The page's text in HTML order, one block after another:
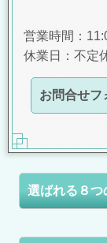
営業時間：
休業日：不定
お問合せフ
選ばれる８